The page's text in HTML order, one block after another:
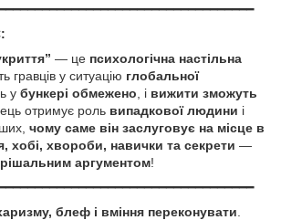
— це психологічна настільна
гравців у ситуацію глобальної
у бункері обмежено , і вижити зможуть
отримує роль випадкової людини і
чому саме він заслуговує на місце в
хобі, хвороби, навички та секрети —
аргументом!
блеф і вміння переконувати